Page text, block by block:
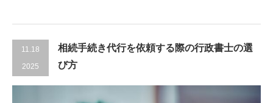
11.18
2025
相続手続き代行を依頼する際の行政書士の選
び方